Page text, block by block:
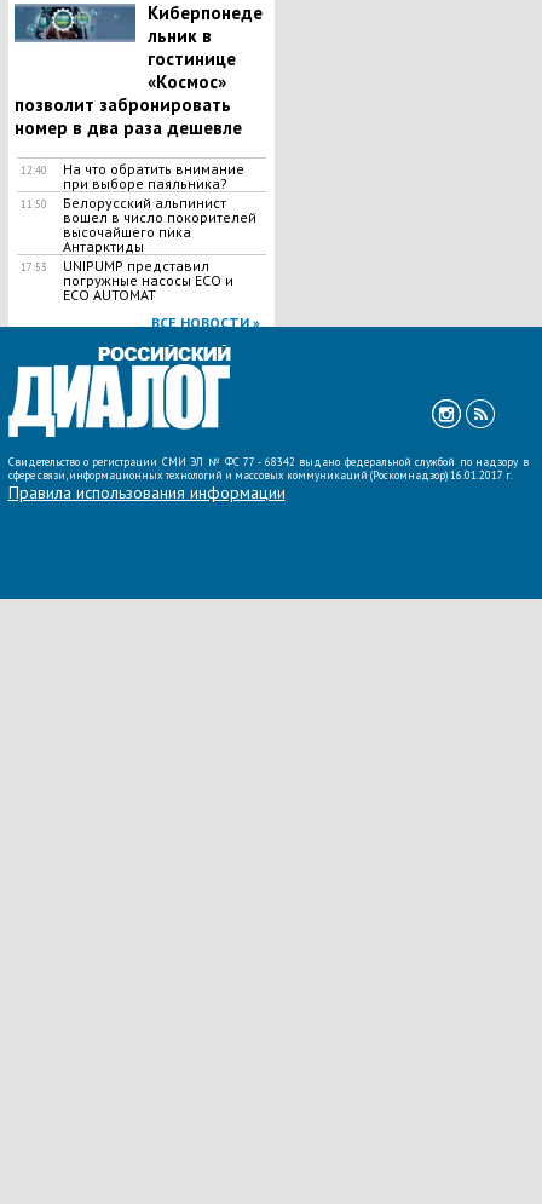
Киберпонеде
льник в
гостинице
«Космос»
позволит забронировать
номер в два раза дешевле
12:40
На что обратить внимание
при выборе паяльника?
11:50
Белорусский альпинист
вошел в число покорителей
высочайшего пика
Антарктиды
17:53
UNIPUMP представил
погружные насосы ECO и
ECO AUTOMAT
ВСЕ НОВОСТИ »
Свидетельство о регистрации СМИ ЭЛ № ФС 77 - 68342 выдано федеральной службой по надзору в
сфере связи, информационных технологий и массовых коммуникаций (Роскомнадзор) 16.01.2017 г.
Правила использования информации